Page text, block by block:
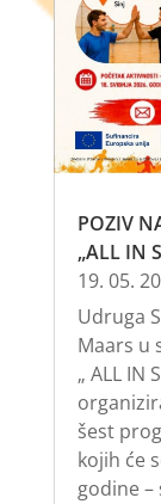
POZIV
„ALL IN
19. 05.
Udruga
Maars u
„ ALL IN
šest
kojih će
godine –